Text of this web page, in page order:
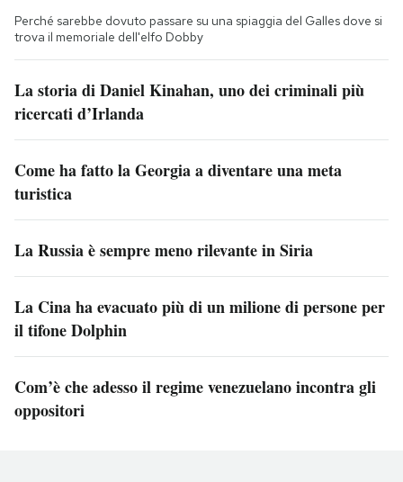
Perché sarebbe dovuto passare su una spiaggia del Galles dove si
trova il memoriale dell'elfo Dobby
La storia di Daniel Kinahan, uno dei criminali più
ricercati d’Irlanda
Come ha fatto la Georgia a diventare una meta
turistica
La Russia è sempre meno rilevante in Siria
La Cina ha evacuato più di un milione di persone per
il tifone Dolphin
Com’è che adesso il regime venezuelano incontra gli
oppositori